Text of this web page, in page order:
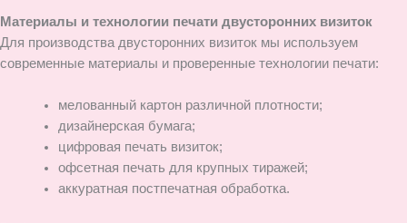
Материалы и технологии печати двусторонних визиток
Для производства двусторонних визиток мы используем
современные материалы и проверенные технологии печати:
мелованный картон различной плотности;
дизайнерская бумага;
цифровая печать визиток;
офсетная печать для крупных тиражей;
аккуратная постпечатная обработка.